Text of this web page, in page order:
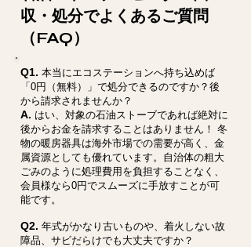
収・処分でよくあるご質問
（FAQ）
Q1. 本当にエコステーションへ持ち込めば
「0円（無料）」で処分できるのですか？後
から請求されませんか？
A. はい、対象の石油ストーブであれば絶対に
後からお金を請求することはありません！ 冬
物の暖房器具は海外市場での需要が高く、金
属資源としても優れています。自治体の粗大
ごみのように処理費用を負担することなく、
会員様なら0円でスムーズに手放すことが可
能です。
Q2. 年式がかなり古いものや、着火しない故
障品、サビだらけでも大丈夫ですか？